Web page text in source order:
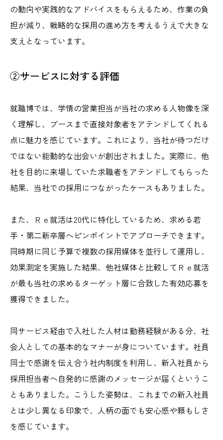
の動向や実践的なアドバイスをもらえるため、作業の負
担が減り、戦略的な採用の進め方を考えるうえで大きな
支えとなっています。
②サービスに対する評価
就職博では、学情の営業担当が当社の求める人物像を深
く理解し、ブースまで直接対象者をアテンドしてくれる
点に魅力を感じています。これにより、当社が待つだけ
ではない能動的な出会いが創出されました。実際に、他
社を目的に来場していた求職者をアテンドしてもらった
結果、当社での採用につながったケースもありました。
また、Ｒｅ就活は20代に特化しているため、求める若
手・第二新卒層へピンポイントでアプローチできます。
同時期に同じ予算で複数の採用媒体を並行して運用し、
効果測定を実施した結果、他社媒体と比較してＲｅ就活
が最も当社の求めるターゲット層に合致した有効応募を
獲得できました。
同サービス経由で入社した人材は勤務経験がある分、社
会人としての基本的なマナーが身についています。社員
同士で感謝を伝え合う社内制度を利用し、新入社員から
採用担当者へ自発的に感謝のメッセージが届くというこ
ともありました。こうした姿勢は、これまでの新入社員
とは少し異なる印象で、人柄の面でも安心感や頼もしさ
を感じています。